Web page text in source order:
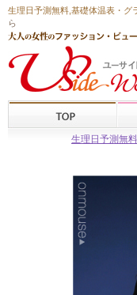
生理日予測無料 基礎体温表・グ
ら
生理日予測無